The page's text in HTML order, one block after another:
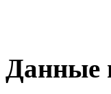
Данные